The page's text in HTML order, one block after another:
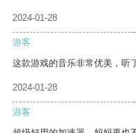
2024-01-28
游客
这款游戏的音乐非常优美，听
2024-01-28
游客